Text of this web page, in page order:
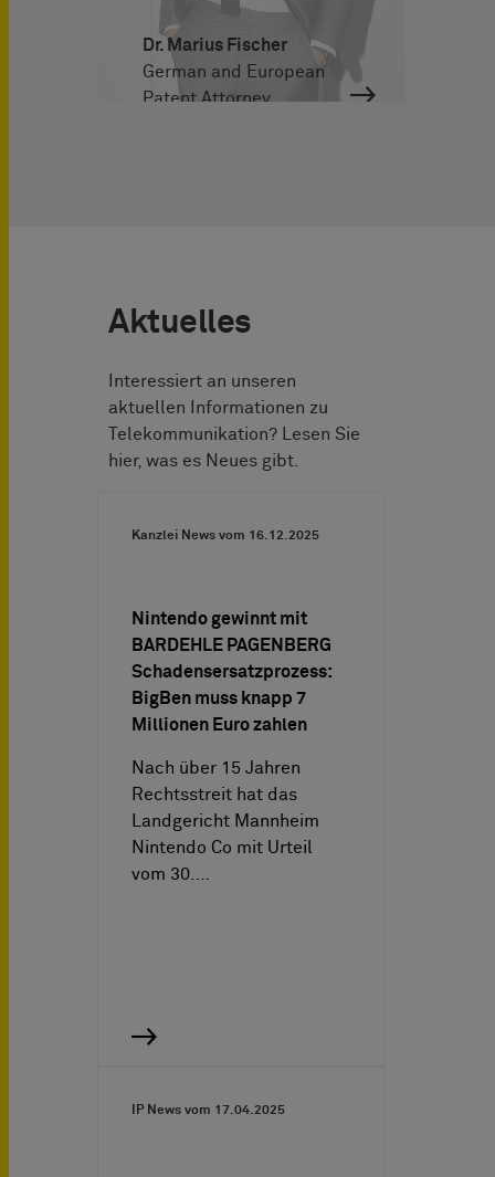
Dr. Marius Fischer
German and European
Patent Attorney
Aktuelles
Interessiert an unseren
aktuellen Informationen zu
Telekommunikation? Lesen Sie
hier, was es Neues gibt.
Kanzlei News vom 16.12.2025
Nintendo gewinnt mit
BARDEHLE PAGENBERG
Schadensersatzprozess:
BigBen muss knapp 7
Millionen Euro zahlen
Nach über 15 Jahren
Rechtsstreit hat das
Landgericht Mannheim
Nintendo Co mit Urteil
vom 30.…
IP News vom 17.04.2025